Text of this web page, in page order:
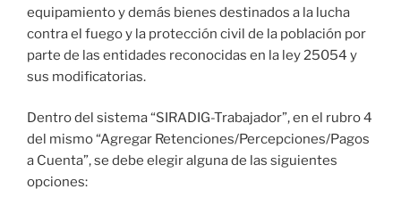
equipamiento y demás bienes destinados a la lucha
contra el fuego y la protección civil de la población por
parte de las entidades reconocidas en la ley 25054 y
sus modificatorias.
Dentro del sistema “SIRADIG-Trabajador”, en el rubro 4
del mismo “Agregar Retenciones/Percepciones/Pagos
a Cuenta”, se debe elegir alguna de las siguientes
opciones: